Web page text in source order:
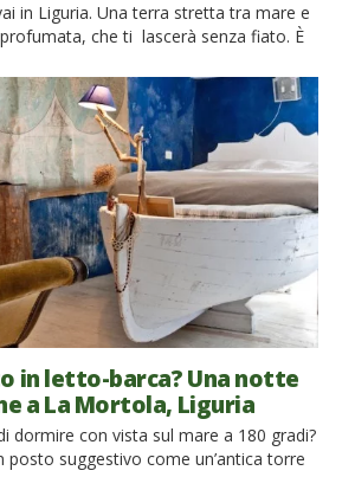
in Liguria. Una terra stretta tra mare e
che ti lascerà senza fiato. È
sole. È gigante l’ulivo. A primavera
effimera. Ombra e sole s’alternano
si […]
in letto-barca? Una notte
a La Mortola, Liguria
dormire con vista sul mare a 180 gradi?
posto suggestivo come un’antica torre